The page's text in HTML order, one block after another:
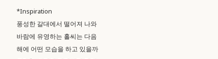
*Inspiration
풍성한 갈대에서 떨어져 나와
바람에 유영하는 홀씨는 다음
해에 어떤 모습을 하고 있을까